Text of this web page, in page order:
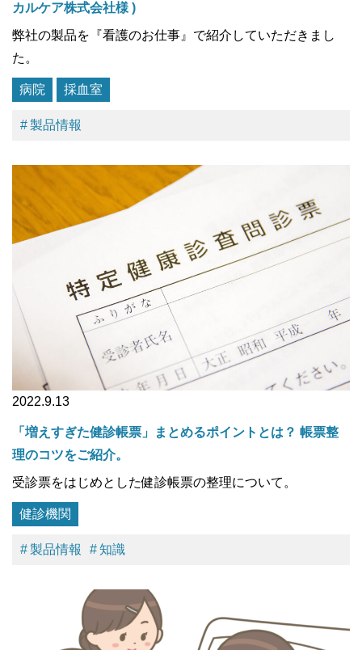
カルケア株式会社様 )
弊社の製品を『看護のお仕事』で紹介していただきまし
た。
病院 採血室
製品情報
2022.9.13
「増えすぎた健診帳票」まとめるポイントとは？ 帳票整
理のコツをご紹介。
受診票をはじめとした健診帳票の整理について。
健診機関
製品情報 知識